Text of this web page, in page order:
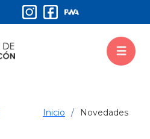
Inicio Novedades